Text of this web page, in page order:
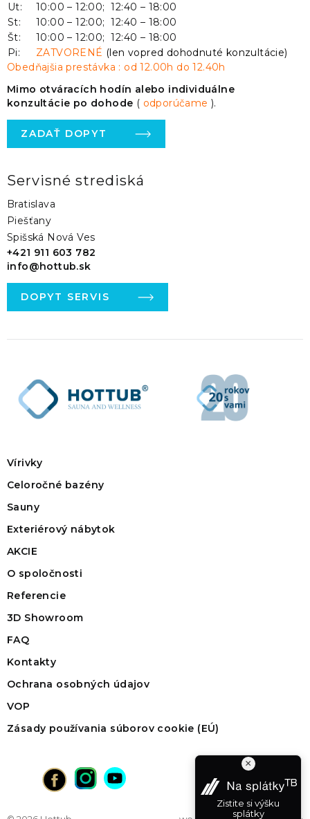
Ut:
10:00 – 12:00; 12:40 – 18:00
St:
10:00 – 12:00; 12:40 – 18:00
Št:
10:00 – 12:00; 12:40 – 18:00
Pi:
ZATVORENÉ (len vopred dohodnuté konzultácie)
Obedňajšia prestávka : od 12.00h do 12.40h
Mimo otváracích hodín alebo individuálne
konzultácie po dohode ( odporúčame).
ZADAŤ DOPYT
Servisné strediská
Bratislava
Piešťany
Spišská Nová Ves
+421 911 603 782
info@hottub.sk
DOPYT SERVIS
Vírivky
Celoročné bazény
Sauny
Exteriérový nábytok
AKCIE
O spoločnosti
Referencie
3D Showroom
FAQ
Kontakty
Ochrana osobných údajov
VOP
Zásady používania súborov cookie (EÚ)
×
Zistite si výšku
splátky